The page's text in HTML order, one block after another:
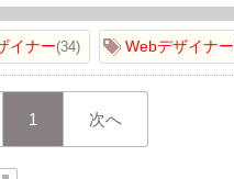
イナー 34 Webデザイナー
1 次へ